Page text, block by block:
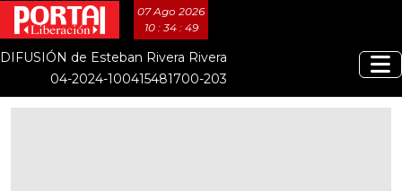
07 Ago 2026
10 : 34 : 50
DIFUSIÓN de Esteban Rivera Rivera
04-2024-100415481700-203